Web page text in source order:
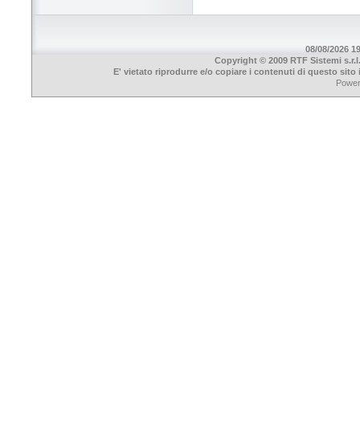
08/08/2026
Copyright © 2009 RTF Sistemi
E' vietato riprodurre e/o copiare i contenuti di questo